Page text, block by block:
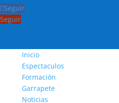
Seguir
Seguir
Inicio
Espectaculos
Formación
Garrapete
Noticias